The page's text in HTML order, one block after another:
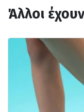
Άλλοι